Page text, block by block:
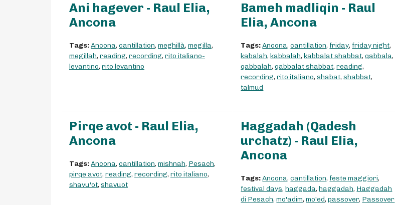
Ani hagever - Raul Elia,
Ancona
Tags:Ancona, cantillation, meghillà, megilla,
megillah, reading, recording, rito italiano-
levantino, rito levantino
Bameh madliqin - Raul
Elia, Ancona
Tags:Ancona,cantillation, friday, friday night,
kabalah,kabbalah,kabbalat shabbat,qabbala,
qabbalah,qabbalat shabbat,reading,
recording,rito italiano,shabat,shabbat,
talmud
Pirqe avot - Raul Elia,
Ancona
Tags:Ancona, cantillation, mishnah, Pesach,
pirqe avot, reading, recording, rito italiano,
shavu'ot, shavuot
Haggadah (Qadesh
urchatz) - Raul Elia,
Ancona
Tags:Ancona,cantillation, feste maggiori,
festival days,haggada,haggadah, Haggadah
di Pesach,mo'adim,mo'ed,passover, Passover